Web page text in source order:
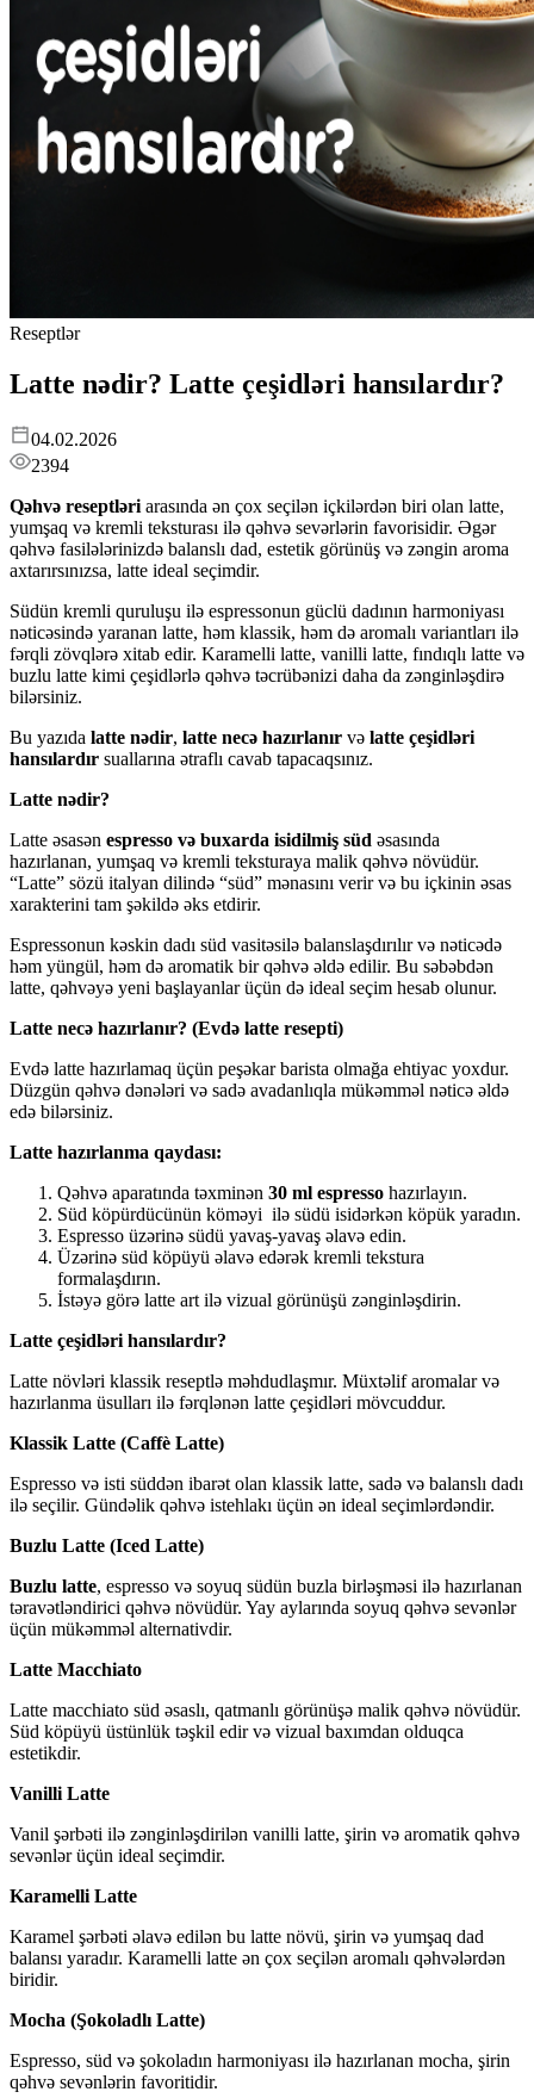
Reseptlər
Latte nədir? Latte çeşidləri hansılardır?
04.02.2026
2394
Qəhvə reseptləri arasında ən çox seçilən içkilərdən biri olan latte,
yumşaq və kremli teksturası ilə qəhvə sevərlərin favorisidir. Əgər
qəhvə fasilələrinizdə balanslı dad, estetik görünüş və zəngin aroma
axtarırsınızsa, latte ideal seçimdir.
Südün kremli quruluşu ilə espressonun güclü dadının harmoniyası
nəticəsində yaranan latte, həm klassik, həm də aromalı variantları ilə
fərqli zövqlərə xitab edir. Karamelli latte, vanilli latte, fındıqlı latte və
buzlu latte kimi çeşidlərlə qəhvə təcrübənizi daha da zənginləşdirə
bilərsiniz.
Bu yazıda latte nədir, latte necə hazırlanır və latte çeşidləri
hansılardır suallarına ətraflı cavab tapacaqsınız.
Latte nədir?
Latte əsasən espresso və buxarda isidilmiş süd əsasında
hazırlanan, yumşaq və kremli teksturaya malik qəhvə növüdür.
“Latte” sözü italyan dilində “süd” mənasını verir və bu içkinin əsas
xarakterini tam şəkildə əks etdirir.
Espressonun kəskin dadı süd vasitəsilə balanslaşdırılır və nəticədə
həm yüngül, həm də aromatik bir qəhvə əldə edilir. Bu səbəbdən
latte, qəhvəyə yeni başlayanlar üçün də ideal seçim hesab olunur.
Latte necə hazırlanır? (Evdə latte resepti)
Evdə latte hazırlamaq üçün peşəkar barista olmağa ehtiyac yoxdur.
Düzgün qəhvə dənələri və sadə avadanlıqla mükəmməl nəticə əldə
edə bilərsiniz.
Latte hazırlanma qaydası:
Qəhvə aparatında təxminən 30 ml espresso hazırlayın.
Süd köpürdücünün köməyi ilə südü isidərkən köpük yaradın.
Espresso üzərinə südü yavaş-yavaş əlavə edin.
Üzərinə süd köpüyü əlavə edərək kremli tekstura
formalaşdırın.
İstəyə görə latte art ilə vizual görünüşü zənginləşdirin.
Latte çeşidləri hansılardır?
Latte növləri klassik reseptlə məhdudlaşmır. Müxtəlif aromalar və
hazırlanma üsulları ilə fərqlənən latte çeşidləri mövcuddur.
Klassik Latte (Caffè Latte)
Espresso və isti süddən ibarət olan klassik latte, sadə və balanslı dadı
ilə seçilir. Gündəlik qəhvə istehlakı üçün ən ideal seçimlərdəndir.
Buzlu Latte (Iced Latte)
Buzlu latte, espresso və soyuq südün buzla birləşməsi ilə hazırlanan
təravətləndirici qəhvə növüdür. Yay aylarında soyuq qəhvə sevənlər
üçün mükəmməl alternativdir.
Latte Macchiato
Latte macchiato süd əsaslı, qatmanlı görünüşə malik qəhvə növüdür.
Süd köpüyü üstünlük təşkil edir və vizual baxımdan olduqca
estetikdir.
Vanilli Latte
Vanil şərbəti ilə zənginləşdirilən vanilli latte, şirin və aromatik qəhvə
sevənlər üçün ideal seçimdir.
Karamelli Latte
Karamel şərbəti əlavə edilən bu latte növü, şirin və yumşaq dad
balansı yaradır. Karamelli latte ən çox seçilən aromalı qəhvələrdən
biridir.
Mocha (Şokoladlı Latte)
Espresso, süd və şokoladın harmoniyası ilə hazırlanan mocha, şirin
qəhvə sevənlərin favoritidir.